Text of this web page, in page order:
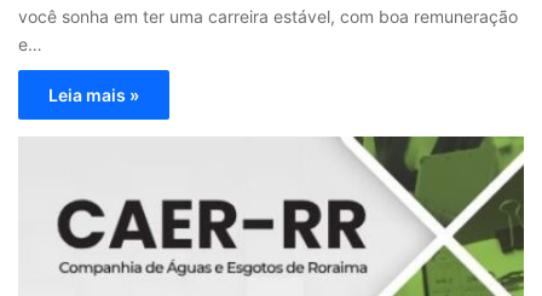
você sonha em ter uma carreira estável, com boa remuneração
e…
Leia mais »